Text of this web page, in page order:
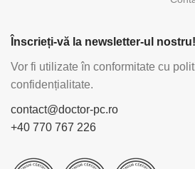
Înscrieți-vă la newsletter-ul nostru!
Vor fi utilizate în conformitate cu
confidențialitate.
contact@doctor-pc.ro
+40 770 767 226